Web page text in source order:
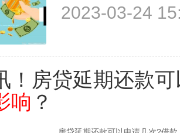
2023-03-24
！房贷延期还款
响 ？